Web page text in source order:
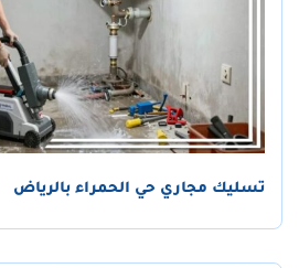
تسليك مجاري حي الحمراء بالرياض